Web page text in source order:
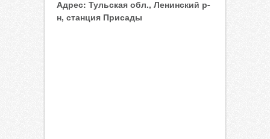
Адрес: Тульская обл., Ленинский р-
н, станция Присады